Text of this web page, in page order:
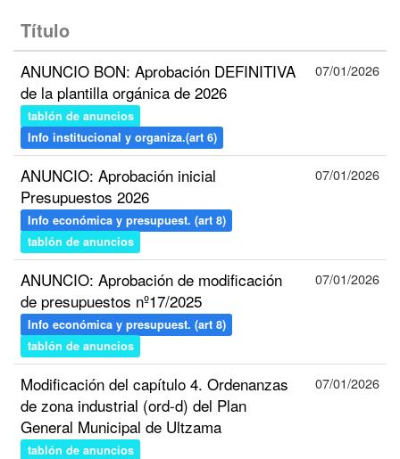
Título
ANUNCIO BON: Aprobación DEFINITIVA
de la plantilla orgánica de 2026
tablón de anuncios
Info institucional y organiza.(art 6)
07/01/2026
ANUNCIO: Aprobación inicial
Presupuestos 2026
Info económica y presupuest. (art 8)
tablón de anuncios
07/01/2026
ANUNCIO: Aprobación de modificación
de presupuestos nº17/2025
Info económica y presupuest. (art 8)
tablón de anuncios
07/01/2026
Modificación del capítulo 4. Ordenanzas
de zona industrial (ord-d) del Plan
General Municipal de Ultzama
tablón de anuncios
07/01/2026